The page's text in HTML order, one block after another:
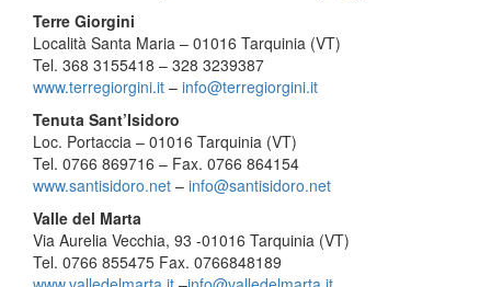
Terre Giorgini
Località Santa Maria – 01016 Tarquinia (VT)
Tel. 368 3155418 – 328 3239387
www.terregiorgini.it – info@terregiorgini.it
Tenuta Sant’Isidoro
Loc. Portaccia – 01016 Tarquinia (VT)
Tel. 0766 869716 – Fax. 0766 864154
www.santisidoro.net – info@santisidoro.net
Valle del Marta
Via Aurelia Vecchia, 93 -01016 Tarquinia (VT)
Tel. 0766 855475 Fax. 0766848189